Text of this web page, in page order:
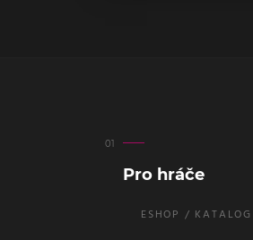
Pro hráče
ESHOP / KATALOG